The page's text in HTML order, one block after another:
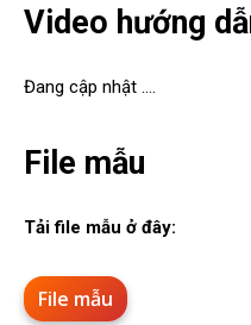
Video hướng
Đang cập nhật ….
File mẫu
Tải file mẫu ở đây:
File mẫu